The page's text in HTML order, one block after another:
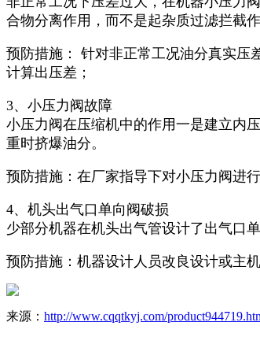
合物分离作用，而不是起杂质过滤拦截作
预防措施： 针对非正常工况油分真实压
计算出压差；
3、小压力阀故障
小压力阀在压缩机中的作用一是建立内
重时挤爆油分。
预防措施：在厂家指导下对小压力阀进
4、机头出气口单向阀破损
少部分机器在机头出气管设计了出气口
预防措施：机器设计人员改良设计或主
来源： http://www.cqqtkyj.com/